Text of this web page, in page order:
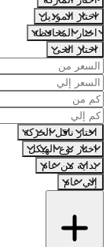
اختار الموديل
اختار المحافظة
اختار الحى
اختار ناقل الحركة
اختار نوع الهيكل
بداية من عام
إلي عام